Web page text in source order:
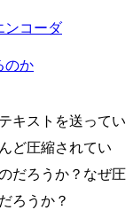
ンコーダ
のか
キストを送ってい
ど圧縮されてい
だろうか？なぜ圧
ろうか？